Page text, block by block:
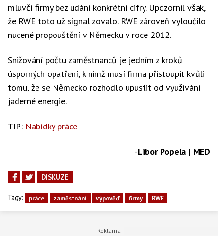
mluvčí firmy bez udání konkrétní cifry. Upozornil však,
že RWE toto už signalizovalo. RWE zároveň vyloučilo
nucené propouštění v Německu v roce 2012.
Snižování počtu zaměstnanců je jedním z kroků
úsporných opatření, k nimž musí firma přistoupit kvůli
tomu, že se Německo rozhodlo upustit od využívání
jaderné energie.
TIP: Nabídky práce
-Libor Popela | MED
DISKUZE
Tagy: práce zaměstnání výpověď firmy RWE